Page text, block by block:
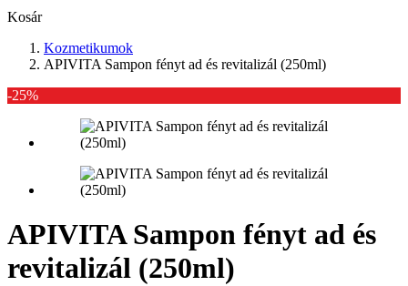
Kosár
Kozmetikumok
APIVITA Sampon fényt ad és revitalizál (250ml)
-25%
APIVITA Sampon fényt ad és
revitalizál (250ml)